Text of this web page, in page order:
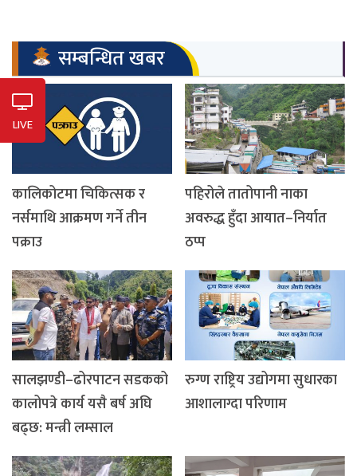
सम्बन्धित खबर
कालिकोटमा चिकित्सक र
नर्समाथि आक्रमण गर्ने तीन
पक्राउ
पहिरोले तातोपानी नाका
अवरुद्ध हुँदा आयात–निर्यात
ठप्प
सालझण्डी–ढोरपाटन सडकको
कालोपत्रे कार्य यसै बर्ष अघि
बढ्छ: मन्त्री लम्साल
रुग्ण राष्ट्रिय उद्योगमा सुधारका
आशालाग्दा परिणाम
LIVE